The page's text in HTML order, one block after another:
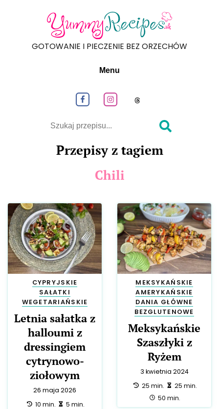
GOTOWANIE I PIECZENIE BEZ ORZECHÓW
Menu
Szukaj
Przepisy z tagiem
Chili
CYPRYJSKIE
SAŁATKI
WEGETARIAŃSKIE
Letnia sałatka z
halloumi z
dressingiem
cytrynowo-
ziołowym
26 maja 2026
przygotowanie:
10 min. zrobienie:
5 min.
MEKSYKAŃSKIE
AMERYKAŃSKIE
DANIA GŁÓWNE
BEZGLUTENOWE
Meksykańskie
Szaszłyki z
Ryżem
3 kwietnia 2024
przygotowanie:
25 min. zrobienie:
25 min.
całość:
50 min.